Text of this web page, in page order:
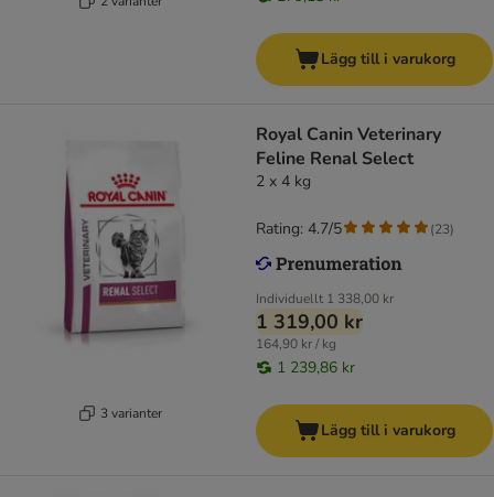
Lägg till i varukorg
3 varianter
Royal Canin Veterinary
Feline Renal Select
2 x 4 kg
Individuellt 1 338,00 kr
1 319,00 kr
164,90 kr / kg
1 239,86 kr
Rating: 4.7/5 (23)
Lägg till i varukorg